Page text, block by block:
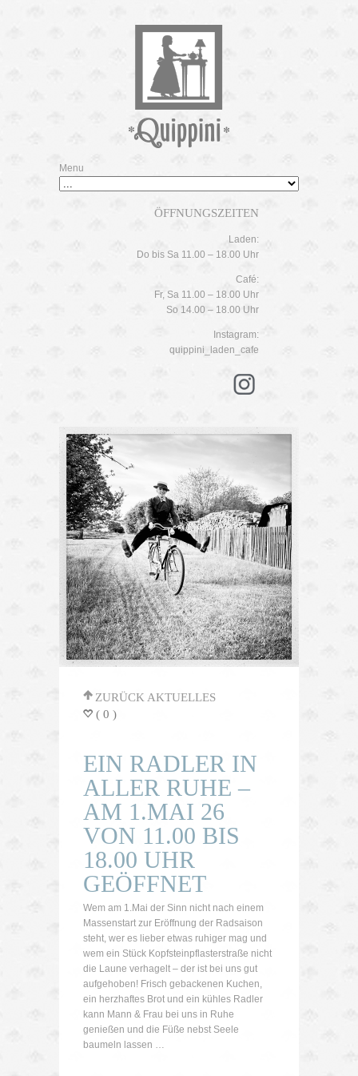
Menu
ÖFFNUNGSZEITEN
Laden:
Do bis Sa 11.00 – 18.00 Uhr
Café:
Fr, Sa 11.00 – 18.00 Uhr
So 14.00 – 18.00 Uhr
Instagram:
quippini_laden_cafe
' ZURÜCK AKTUELLES
= ( 0 )
EIN RADLER IN
ALLER RUHE –
AM 1.MAI 26
VON 11.00 BIS
18.00 UHR
GEÖFFNET
Wem am 1.Mai der Sinn nicht nach einem
Massenstart zur Eröffnung der Radsaison
steht, wer es lieber etwas ruhiger mag und
wem ein Stück Kopfsteinpflasterstraße nicht
die Laune verhagelt – der ist bei uns gut
aufgehoben! Frisch gebackenen Kuchen,
ein herzhaftes Brot und ein kühles Radler
kann Mann & Frau bei uns in Ruhe
genießen und die Füße nebst Seele
baumeln lassen …